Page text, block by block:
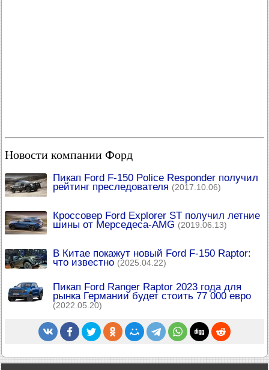
Новости компании Форд
Пикап Ford F-150 Police Responder получил
рейтинг преследователя (2017.10.06)
Кроссовер Ford Explorer ST получил летние
шины от Мерседеса-AMG (2019.06.13)
В Китае покажут новый Ford F-150 Raptor:
что известно (2025.04.22)
Пикап Ford Ranger Raptor 2023 года для
рынка Германии будет стоить 77 000 евро
(2022.05.20)